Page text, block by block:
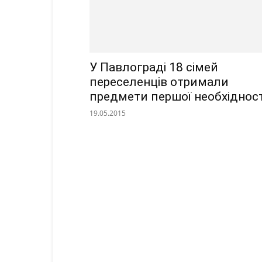
У Павлограді 18 сімей
переселенців отримали
предмети першої
19.05.2015